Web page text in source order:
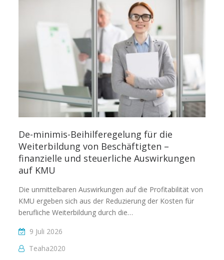
De-minimis-Beihilferegelung für die
Weiterbildung von Beschäftigten –
finanzielle und steuerliche Auswirkungen
auf KMU
Die unmittelbaren Auswirkungen auf die Profitabilität von
KMU ergeben sich aus der Reduzierung der Kosten für
berufliche Weiterbildung durch die…
9 Juli 2026
Teaha2020